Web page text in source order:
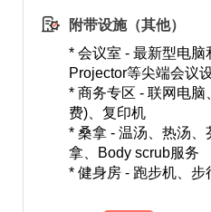
附带设施（其他）
* 会议室 - 最新型电
Projector等尖端会议
* 商务专区 - 联网电
费)、复印机
* 桑拿 - 温汤、热汤
拿、Body scrub服务
* 健身房 - 跑步机、